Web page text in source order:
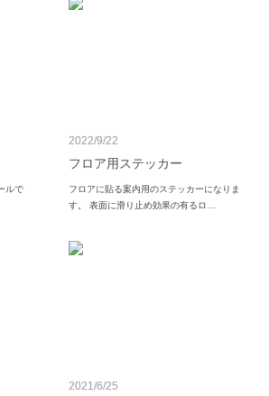
ルで
2022/9/22
フロア用ステッカー
フロアに貼る案内用のステッカーになりま
す。 表面に滑り止め効果の有るロ…
2021/6/25